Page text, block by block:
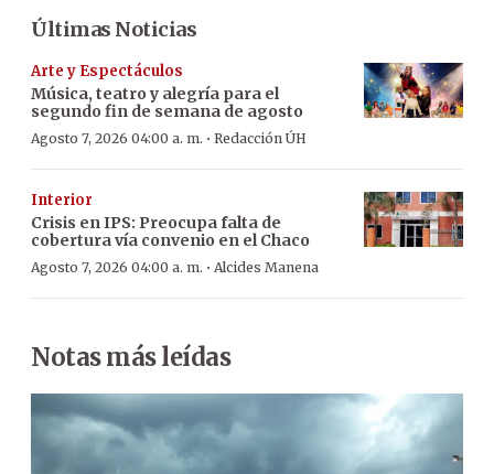
Últimas Noticias
Arte y Espectáculos
Música, teatro y alegría para el
segundo fin de semana de agosto
Agosto 7, 2026 04:00 a. m. · Redacción ÚH
Interior
Crisis en IPS: Preocupa falta de
cobertura vía convenio en el Chaco
Agosto 7, 2026 04:00 a. m. · Alcides Manena
Notas más leídas